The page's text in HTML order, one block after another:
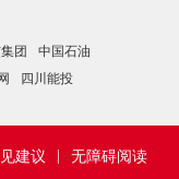
团
中国石油
四川能投
无障碍阅读
建议